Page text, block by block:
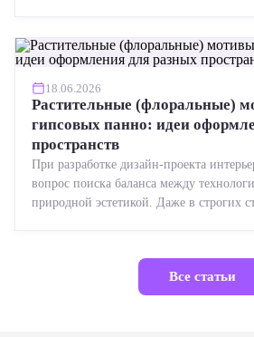
18.06.2026
Растительные (флоральные)
гипсовых панно: идеи
пространств
При разработке дизайн-проекта
вопрос поиска баланса между
природной эстетикой. Даже в строгих
Все статьи